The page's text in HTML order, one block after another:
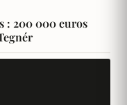
: 200 000 euros